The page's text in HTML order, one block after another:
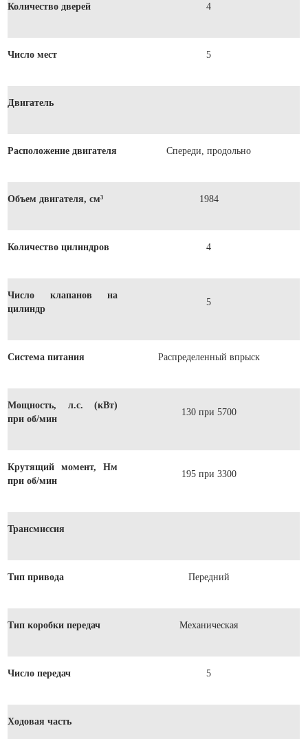
Количество дверей 4
Число мест 5
Двигатель
Расположение двигателя Спереди, продольно
Объем двигателя, см³ 1984
Количество цилиндров 4
Число клапанов на
цилиндр
5
Система питания Распределенный впрыск
Мощность, л.с. (кВт)
при об/мин
130 при 5700
Крутящий момент, Нм
при об/мин
195 при 3300
Трансмиссия
Тип привода Передний
Тип коробки передач Механическая
Число передач 5
Ходовая часть